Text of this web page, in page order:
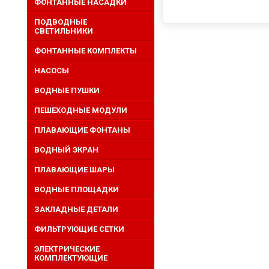
ФОНТАННЫЕ НАСАДКИ
ПОДВОДНЫЕ
СВЕТИЛЬНИКИ
ФОНТАННЫЕ КОМПЛЕКТЫ
НАСОСЫ
ВОДНЫЕ ПУШКИ
ПЕШЕХОДНЫЕ МОДУЛИ
ПЛАВАЮЩИЕ ФОНТАНЫ
ВОДНЫЙ ЭКРАН
ПЛАВАЮЩИЕ ШАРЫ
ВОДНЫЕ ПЛОЩАДКИ
ЗАКЛАДНЫЕ ДЕТАЛИ
ФИЛЬТРУЮЩИЕ СЕТКИ
ЭЛЕКТРИЧЕСКИЕ
КОМПЛЕКТУЮЩИЕ